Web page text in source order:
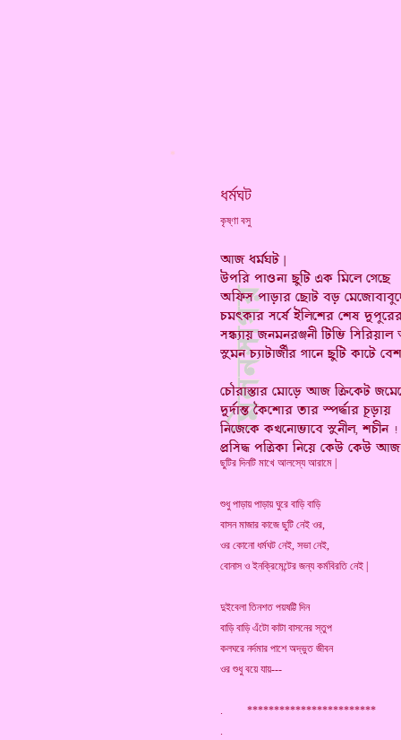
*
ছুটির দিনটি মাখে আলস্যে আরামে |
শুধু পাড়ায় পাড়ায় ঘুরে বাড়ি বাড়ি
বাসন মাজার কাজে ছুটি নেই ওর,
ওর কোনো ধর্মঘট নেই, সভা নেই,
বোনাস ও ইনক্রিমেন্টের জন্য কর্মবিরতি নেই |
দুইবেলা তিনশত পয়ষট্টি দিন
বাড়ি বাড়ি এঁটো কাটা বাসনের স্তুপ
কলঘরে নর্দমার পাশে অদ্ভুত জীবন
ওর শুধু বয়ে যায়---
. ************************
ধর্মঘট
কৃষ্ণা বসু